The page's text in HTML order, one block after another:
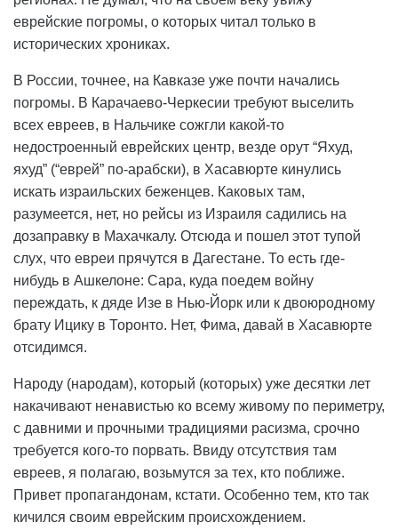
еврейские погромы, о которых читал только в
исторических хрониках.
В России, точнее, на Кавказе уже почти начались
погромы. В Карачаево-Черкесии требуют выселить
всех евреев, в Нальчике сожгли какой-то
недостроенный еврейских центр, везде орут “Яхуд,
яхуд” (“еврей” по-арабски), в Хасавюрте кинулись
искать израильских беженцев. Каковых там,
разумеется, нет, но рейсы из Израиля садились на
дозаправку в Махачкалу. Отсюда и пошел этот тупой
слух, что евреи прячутся в Дагестане. То есть где-
нибудь в Ашкелоне: Сара, куда поедем войну
переждать, к дяде Изе в Нью-Йорк или к двоюродному
брату Ицику в Торонто. Нет, Фима, давай в Хасавюрте
отсидимся.
Народу (народам), который (которых) уже десятки лет
накачивают ненавистью ко всему живому по периметру,
с давними и прочными традициями расизма, срочно
требуется кого-то порвать. Ввиду отсутствия там
евреев, я полагаю, возьмутся за тех, кто поближе.
Привет пропагандонам, кстати. Особенно тем, кто так
кичился своим еврейским происхождением.